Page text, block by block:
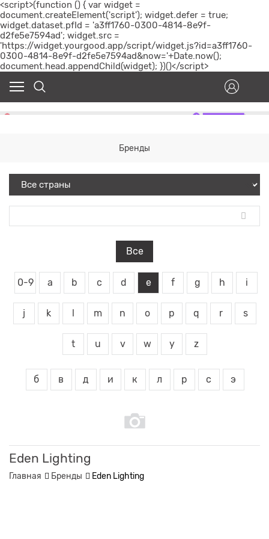
<script>(function () { var widget =
document.createElement('script'); widget.defer = true;
widget.dataset.pfId = 'a3ff1760-0300-4814-8e9f-
d2fe5e7594ad'; widget.src =
'https://widget.yourgood.app/script/widget.js?id=a3ff1760-
0300-4814-8e9f-d2fe5e7594ad&now='+Date.now();
document.head.appendChild(widget); })()</script>
Бренды
Все
0-9 a b c d e f g h i
j k m n o p q r s
t u v w y z
б в д и к л р с э
Eden Lighting
Главная Бренды Eden Lighting